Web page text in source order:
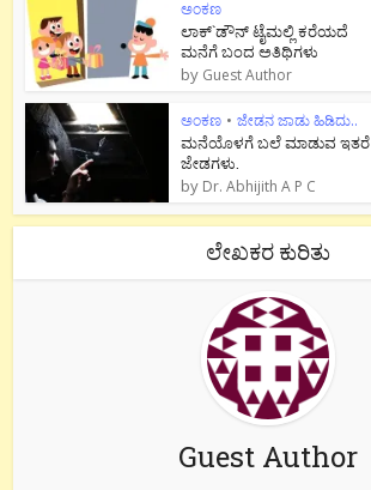
ಅಂಕಣ
ಲಾಕ್`ಡೌನ್ ಟೈಮಲ್ಲಿ ಕರೆಯದೆ
ಮನೆಗೆ ಬಂದ ಅತಿಥಿಗಳು
by Guest Author
ಅಂಕಣ • ಜೇಡನ ಜಾಡು ಹಿಡಿದು..
ಮನೆಯೊಳಗೆ ಬಲೆ ಮಾಡುವ ಇತರೆ
ಜೇಡಗಳು.
by Dr. Abhijith A P C
ಲೇಖಕರ ಕುರಿತು
Guest Author